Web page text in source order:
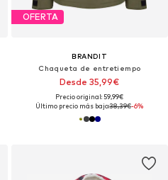
OFERTA
BRANDIT
Chaqueta de entretiempo
Desde 35,99€
Precio original: 59,99€
Último precio más bajo:38,39€-6%